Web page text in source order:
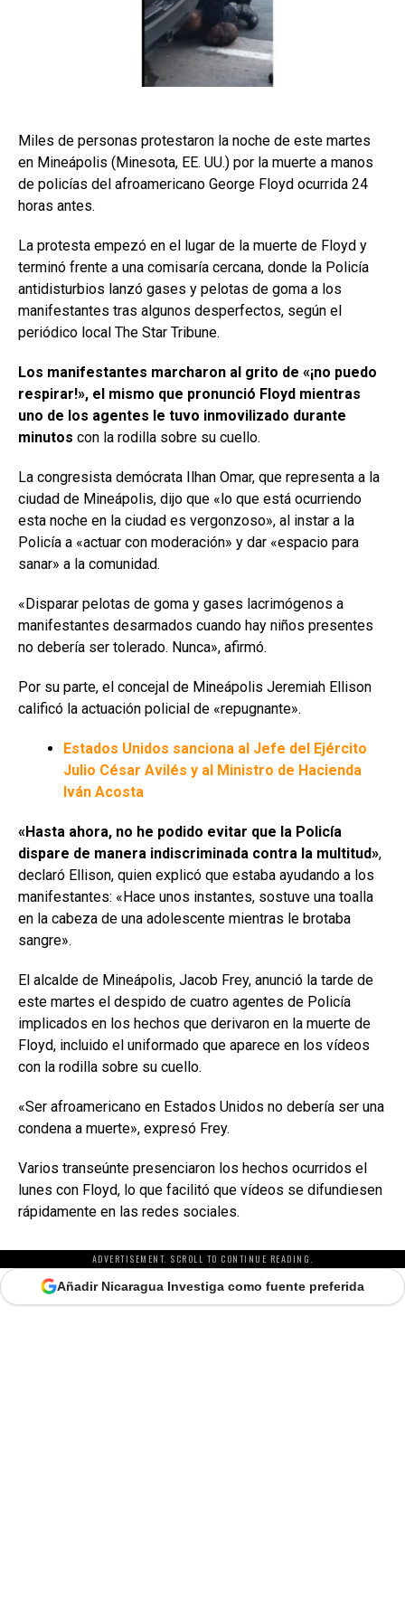
Miles de personas protestaron la noche de este martes
en Mineápolis (Minesota, EE. UU.) por la muerte a manos
de policías del afroamericano George Floyd ocurrida 24
horas antes.
La protesta empezó en el lugar de la muerte de Floyd y
terminó frente a una comisaría cercana, donde la Policía
antidisturbios lanzó gases y pelotas de goma a los
manifestantes tras algunos desperfectos, según el
periódico local The Star Tribune.
Los manifestantes marcharon al grito de «¡no puedo
respirar!», el mismo que pronunció Floyd mientras
uno de los agentes le tuvo inmovilizado durante
minutos con la rodilla sobre su cuello.
La congresista demócrata Ilhan Omar, que representa a la
ciudad de Mineápolis, dijo que «lo que está ocurriendo
esta noche en la ciudad es vergonzoso», al instar a la
Policía a «actuar con moderación» y dar «espacio para
sanar» a la comunidad.
«Disparar pelotas de goma y gases lacrimógenos a
manifestantes desarmados cuando hay niños presentes
no debería ser tolerado. Nunca», afirmó.
Por su parte, el concejal de Mineápolis Jeremiah Ellison
calificó la actuación policial de «repugnante».
Estados Unidos sanciona al Jefe del Ejército
Julio César Avilés y al Ministro de Hacienda
Iván Acosta
«Hasta ahora, no he podido evitar que la Policía
dispare de manera indiscriminada contra la multitud»,
declaró Ellison, quien explicó que estaba ayudando a los
manifestantes: «Hace unos instantes, sostuve una toalla
en la cabeza de una adolescente mientras le brotaba
sangre».
El alcalde de Mineápolis, Jacob Frey, anunció la tarde de
este martes el despido de cuatro agentes de Policía
implicados en los hechos que derivaron en la muerte de
Floyd, incluido el uniformado que aparece en los vídeos
con la rodilla sobre su cuello.
«Ser afroamericano en Estados Unidos no debería ser una
condena a muerte», expresó Frey.
Varios transeúnte presenciaron los hechos ocurridos el
lunes con Floyd, lo que facilitó que vídeos se difundiesen
rápidamente en las redes sociales.
ADVERTISEMENT. SCROLL TO CONTINUE READING.
Añadir Nicaragua Investiga como fuente preferida